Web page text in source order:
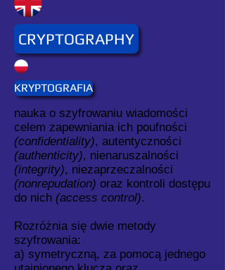
CRYPTOGRAPHY
KRYPTOGRAFIA
nauka o szyfrowaniu wiadomości
celem zapewniania ich poufności
(confidentiality), autentyczności
(authenticity), nienaruszalności
(integrity), niezaprzeczalności
(nonrepudation) oraz kontroli dostępu
do nich (access control).
Rozróżnia się dwie metody
szyfrowania:
a) symetryczną, za pomocą jednego